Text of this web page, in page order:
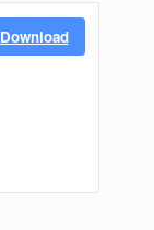
Download